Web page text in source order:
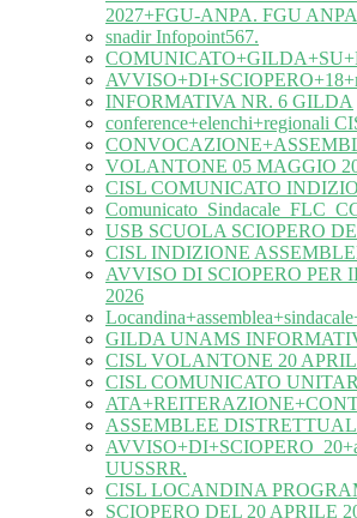
2027+FGU-ANPA. FGU ANPA
snadir Infopoint567.
INFORMATIVA NR. 6 GILDA
conference+elenchi+regionali
VOLANTONE 05 MAGGIO
CISL COMUNICATO
USB SCUOLA SCIOPERO
CISL INDIZIONE
AVVISO DI SCIOPERO PER
2026
GILDA UNAMS
CISL VOLANTONE 20
CISL COMUNICATO
ASSEMBLEE
UUSSRR.
CISL LOCANDINA
SCIOPERO DEL 20 APRILE